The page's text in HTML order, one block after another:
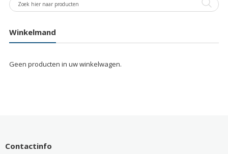
Winkelmand
Geen producten in uw winkelwagen.
Contactinfo